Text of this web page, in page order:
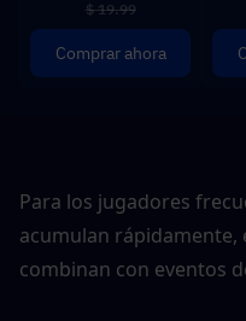
$ 19.99
Comprar ahora
Para los jugadores
acumulan rápidamente,
combinan con eventos